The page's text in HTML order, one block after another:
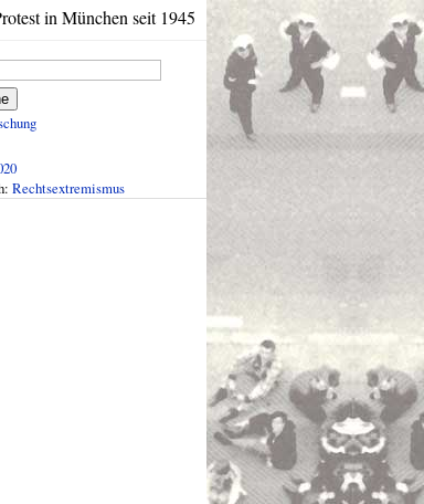
in München seit 1945
Rechtsextremismus